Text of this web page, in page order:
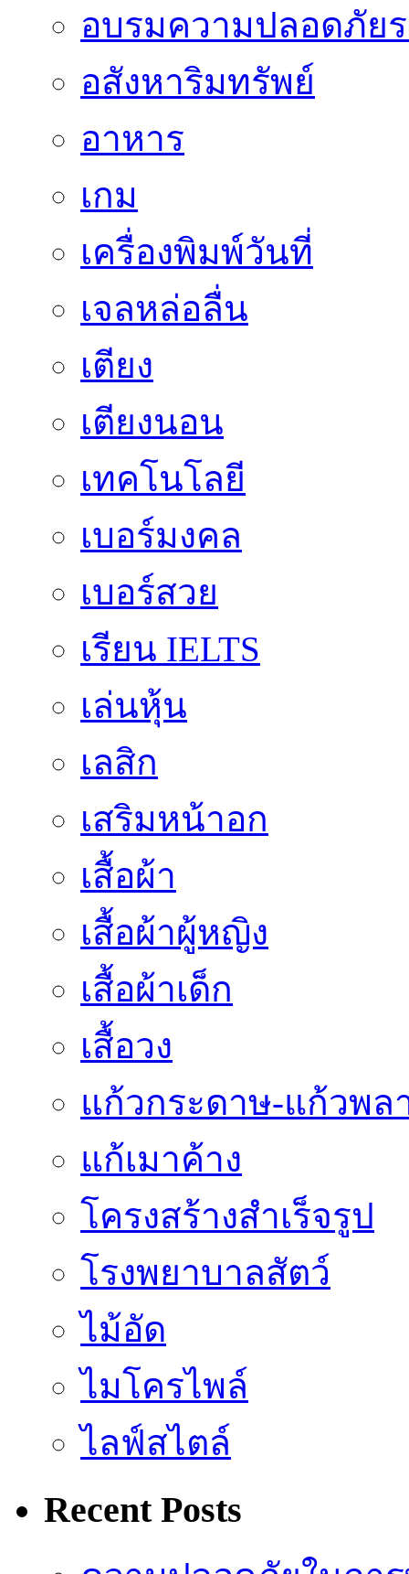
อบรมความปลอดภัย
อสังหาริมทรัพย์
อาหาร
เกม
เครื่องพิมพ์วันที่
เจลหล่อลื่น
เตียง
เตียงนอน
เทคโนโลยี
เบอร์มงคล
เบอร์สวย
เรียน IELTS
เล่นหุ้น
เลสิก
เสริมหน้าอก
เสื้อผ้า
เสื้อผ้าผู้หญิง
เสื้อผ้าเด็ก
เสื้อวง
แก้วกระดาษ-แก้วพล
แก้เมาค้าง
โครงสร้างสำเร็จรูป
โรงพยาบาลสัตว์
ไม้อัด
ไมโครไพล์
ไลฟ์สไตล์
Recent Posts